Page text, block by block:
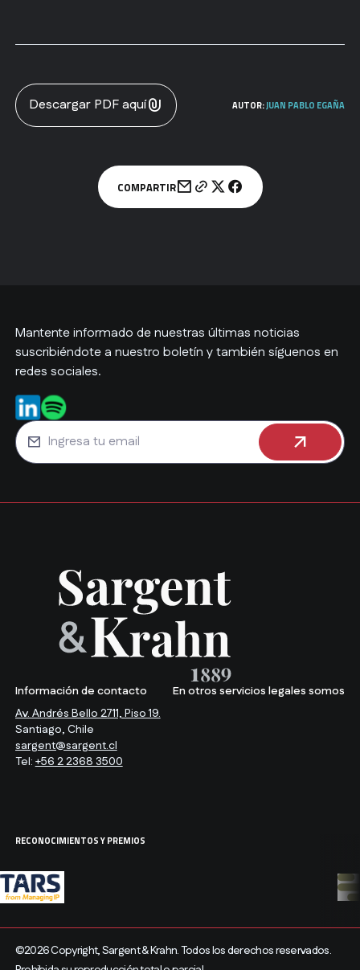
Descargar PDF aquí AUTOR:JUAN PABLO EGAÑA
COMPARTIR
Mantente informado de nuestras últimas noticias
suscribiéndote a nuestro boletín y también síguenos en
redes sociales.
Información de contacto
Av. Andrés Bello 2711, Piso 19.
Santiago, Chile
sargent@sargent.cl
Tel:+56 2 2368 3500
En otros servicios legales somos
RECONOCIMIENTOS Y PREMIOS
©2026 Copyright, Sargent & Krahn. Todos los derechos reservados.